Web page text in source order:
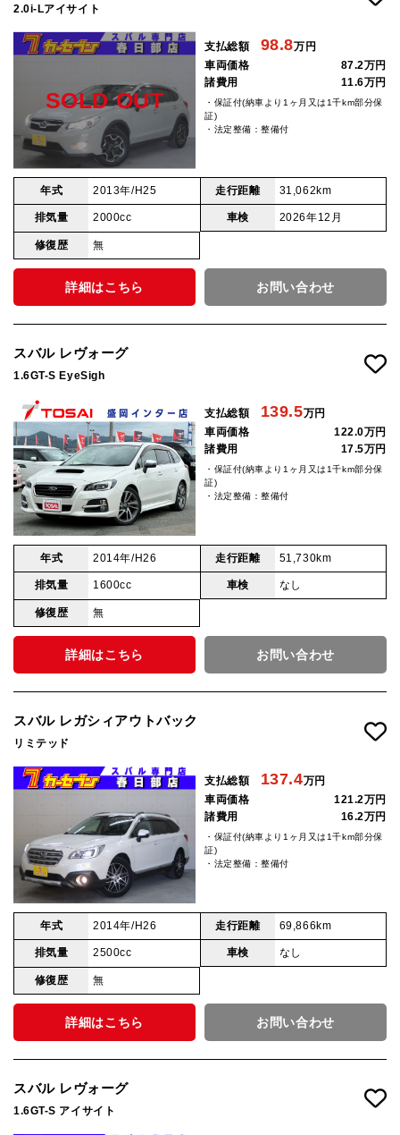
2.0i-Lアイサイト
SOLD OUT
支払総額 98.8万円
車両価格
87.2万円
諸費用
11.6万円
・保証付(納車より1ヶ月又は1千km部分保
証)
・法定整備：整備付
年式 2013年/H25 走行距離 31,062km
排気量 2000cc 車検 2026年12月
修復歴 無
詳細はこちら お問い合わせ
スバル レヴォーグ
1.6GT-S EyeSigh
支払総額 139.5万円
車両価格
122.0万円
諸費用
17.5万円
・保証付(納車より1ヶ月又は1千km部分保
証)
・法定整備：整備付
年式 2014年/H26 走行距離 51,730km
排気量 1600cc 車検 なし
修復歴 無
詳細はこちら お問い合わせ
スバル レガシィアウトバック
リミテッド
支払総額 137.4万円
車両価格
121.2万円
諸費用
16.2万円
・保証付(納車より1ヶ月又は1千km部分保
証)
・法定整備：整備付
年式 2014年/H26 走行距離 69,866km
排気量 2500cc 車検 なし
修復歴 無
詳細はこちら お問い合わせ
スバル レヴォーグ
1.6GT-S アイサイト